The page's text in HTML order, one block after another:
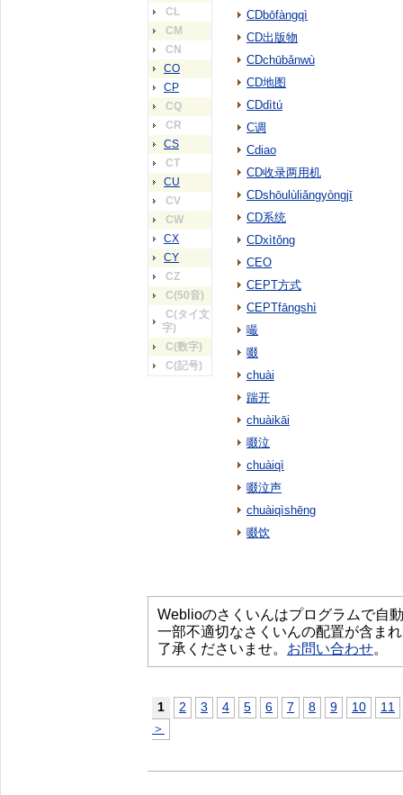
CL
CM
CN
CO
CP
CQ
CR
CS
CT
CU
CV
CW
CX
CY
CZ
C(50音)
C(タイ文
字)
C(数字)
C(記号)
CDbōfàngqì
CD出版物
CDchūbǎnwù
CD地图
CDdìtú
C调
Cdiao
CD收录两用机
CDshōulùliǎngyòngjī
CD系统
CDxìtǒng
CEO
CEPT方式
CEPTfāngshì
嘬
啜
chuài
踹开
chuàikāi
啜泣
chuàiqì
啜泣声
chuàiqìshēng
啜饮
Weblioのさくいんはプログラムで自
一部不適切なさくいんの配置が含ま
了承くださいませ。 お問い合わせ。
1 2 3 4 5 6 7 8 9 10
11
＞